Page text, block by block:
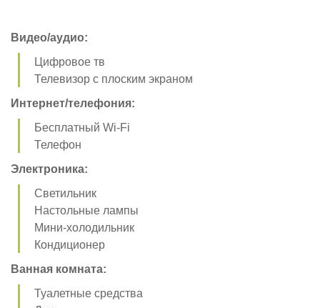
Видео/аудио:
Цифровое тв
Телевизор с плоским экраном
Интернет/телефония:
Бесплатный Wi-Fi
Телефон
Электроника:
Светильник
Настольные лампы
Мини-холодильник
Кондиционер
Ванная комната:
Туалетные средства